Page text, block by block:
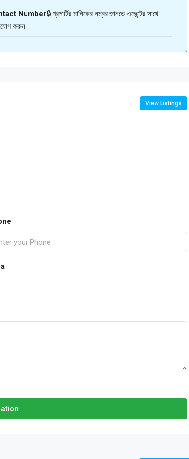
Number🔒 প্রপার্টির মালিকের নম্বর জানতে এজেন্টের সাথে
করুন
View Listings